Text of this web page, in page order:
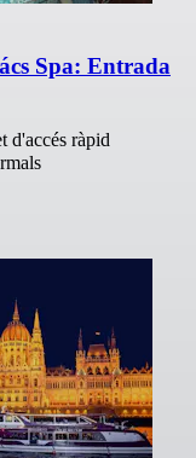
Spa: Entrada
d'accés ràpid